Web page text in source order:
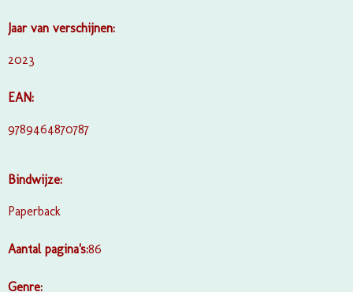
Jaar van verschijnen:
2023
EAN:
9789464870787
Bindwijze:
Paperback
Aantal pagina's:86
Genre: